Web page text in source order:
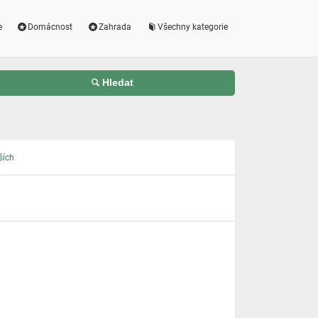
Domácnost Zahrada Všechny kategorie
Hledat